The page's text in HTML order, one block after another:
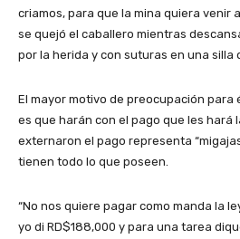
criamos, para que la mina quiera venir
se quejó el caballero mientras
por la herida y con suturas en una silla
El mayor motivo de preocupación para
es que harán con el pago que les hará
externaron el pago representa
tienen todo lo que poseen.
“No nos quiere pagar como manda la
yo di RD$188,000 y para una tarea